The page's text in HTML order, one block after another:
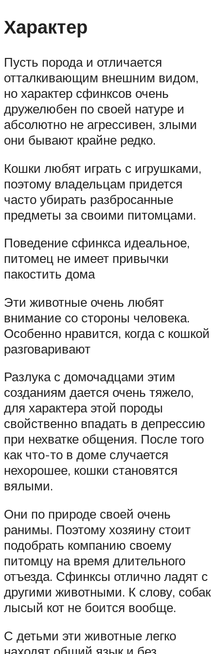
Характер
Пусть порода и отличается
отталкивающим внешним видом,
но характер сфинксов очень
дружелюбен по своей натуре и
абсолютно не агрессивен, злыми
они бывают крайне редко.
Кошки любят играть с игрушками,
поэтому владельцам придется
часто убирать разбросанные
предметы за своими питомцами.
Поведение сфинкса идеальное,
питомец не имеет привычки
пакостить дома
Эти животные очень любят
внимание со стороны человека.
Особенно нравится, когда с кошкой
разговаривают
Разлука с домочадцами этим
созданиям дается очень тяжело,
для характера этой породы
свойственно впадать в депрессию
при нехватке общения. После того
как что-то в доме случается
нехорошее, кошки становятся
вялыми.
Они по природе своей очень
ранимы. Поэтому хозяину стоит
подобрать компанию своему
питомцу на время длительного
отъезда. Сфинксы отлично ладят с
другими животными. К слову, собак
лысый кот не боится вообще.
С детьми эти животные легко
находят общий язык и без